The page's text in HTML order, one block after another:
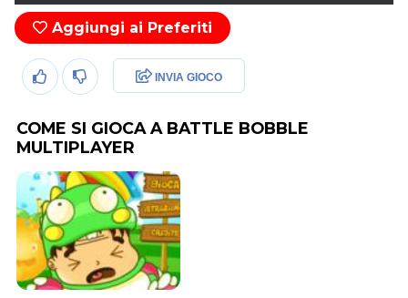
Aggiungi ai Preferiti
INVIA GIOCO
COME SI GIOCA A BATTLE BOBBLE
MULTIPLAYER